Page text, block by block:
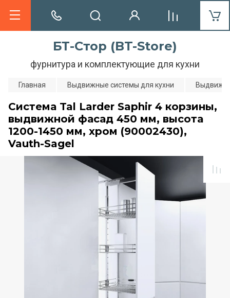
БТ-Стор (BT-Store)
фурнитура и комплектующие для кухни
Главная Выдвижные системы для кухни
Система Tal Larder Saphir 4 корзины,
выдвижной фасад 450 мм, высота
1200-1450 мм, хром (90002430),
Vauth-Sagel